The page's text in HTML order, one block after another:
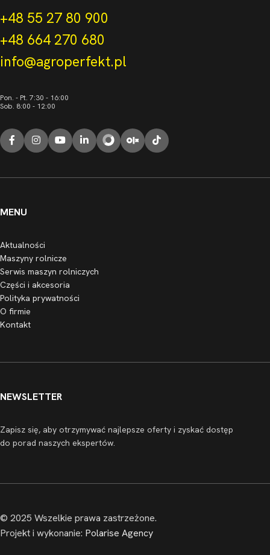
+48 55 27 80 900
+48 664 270 680
info@agroperfekt.pl
Pon. - Pt. 7:30 - 16:00
Sob. 8:00 - 12:00
MENU
Aktualności
Maszyny rolnicze
Serwis maszyn rolniczych
Części i akcesoria
Polityka prywatności
O firmie
Kontakt
NEWSLETTER
Zapisz się, aby otrzymywać najlepsze oferty i zyskać dostęp
do porad naszych ekspertów.
© 2025 Wszelkie prawa zastrzeżone.
Projekt i wykonanie: Polarise Agency